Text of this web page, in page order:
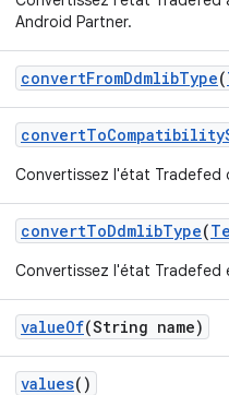
Android Partner.
convertFromDdmlibType(
convertToCompatibility
Convertissez l'état Tradefed
convertToDdmlibType(
Convertissez l'état Tradefed
valueOf(String name)
values()